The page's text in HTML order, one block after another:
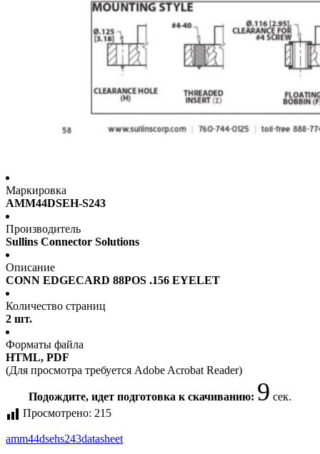
Маркировка
AMM44DSEH-S243
Производитель
Sullins Connector Solutions
Описание
CONN EDGECARD 88POS .156 EYELET
Количество страниц
2 шт.
Форматы файла
HTML, PDF
(Для просмотра требуется Adobe Acrobat Reader)
Подождите, идет подготовка к скачиванию: 9 сек.
Просмотрено: 215
amm44dsehs243datasheet